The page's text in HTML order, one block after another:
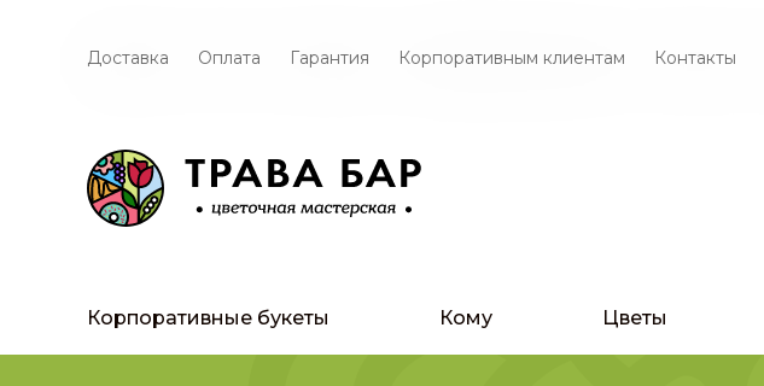
Доставка Оплата Гарантия Корпоративным клиентам Контакты
Корпоративные букеты Кому Цветы